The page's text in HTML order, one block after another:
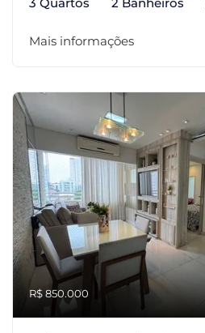
Mais informações
R$ 850.000